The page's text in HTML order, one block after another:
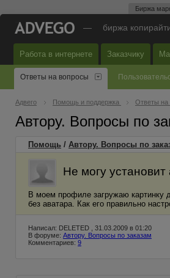
Биржа
— биржа
Работа в интернете Заказчику
Ответы на вопросы
Адвего Помощь и поддержка Ответы на
Автору. Вопросы по
Помощь / Автору. Вопросы по
Не могу установит
В моем профиле загружаю картинку
без аватара. Как его правильно
Написал: DELETED , 31.03.2009 в 01:20
В форуме: Автору. Вопросы по заказам
Комментариев: 9